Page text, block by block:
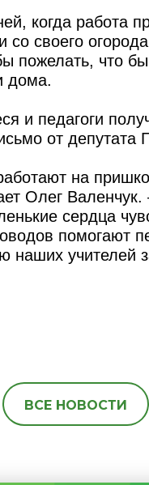
когда работа
своего
пожелать, что
дома.
и педагоги
от
на
Олег
сердца
помогают
наших учителей
ВСЕ НОВОСТИ